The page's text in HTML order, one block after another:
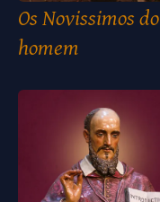
Os Novissimos do
homem